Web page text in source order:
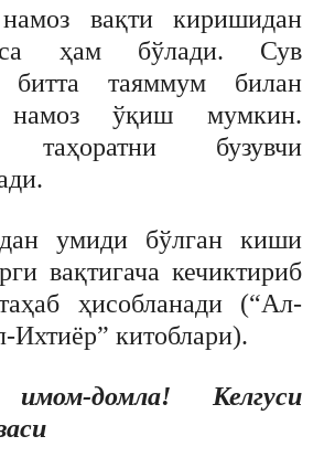
вақти киришидан
ҳам бўлади. Сув
битта таяммум билан
намоз ўқиш мумкин.
таҳоратни бузувчи
умиди бўлган киши
вақтигача кечиктириб
ҳисобланади (“Ал-
Ихтиёр” китоблари).
домла! Келгуси